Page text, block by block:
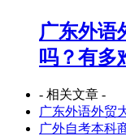
广东外语
吗？有多
- 相关文章 -
广东外语外贸
广外自考本科